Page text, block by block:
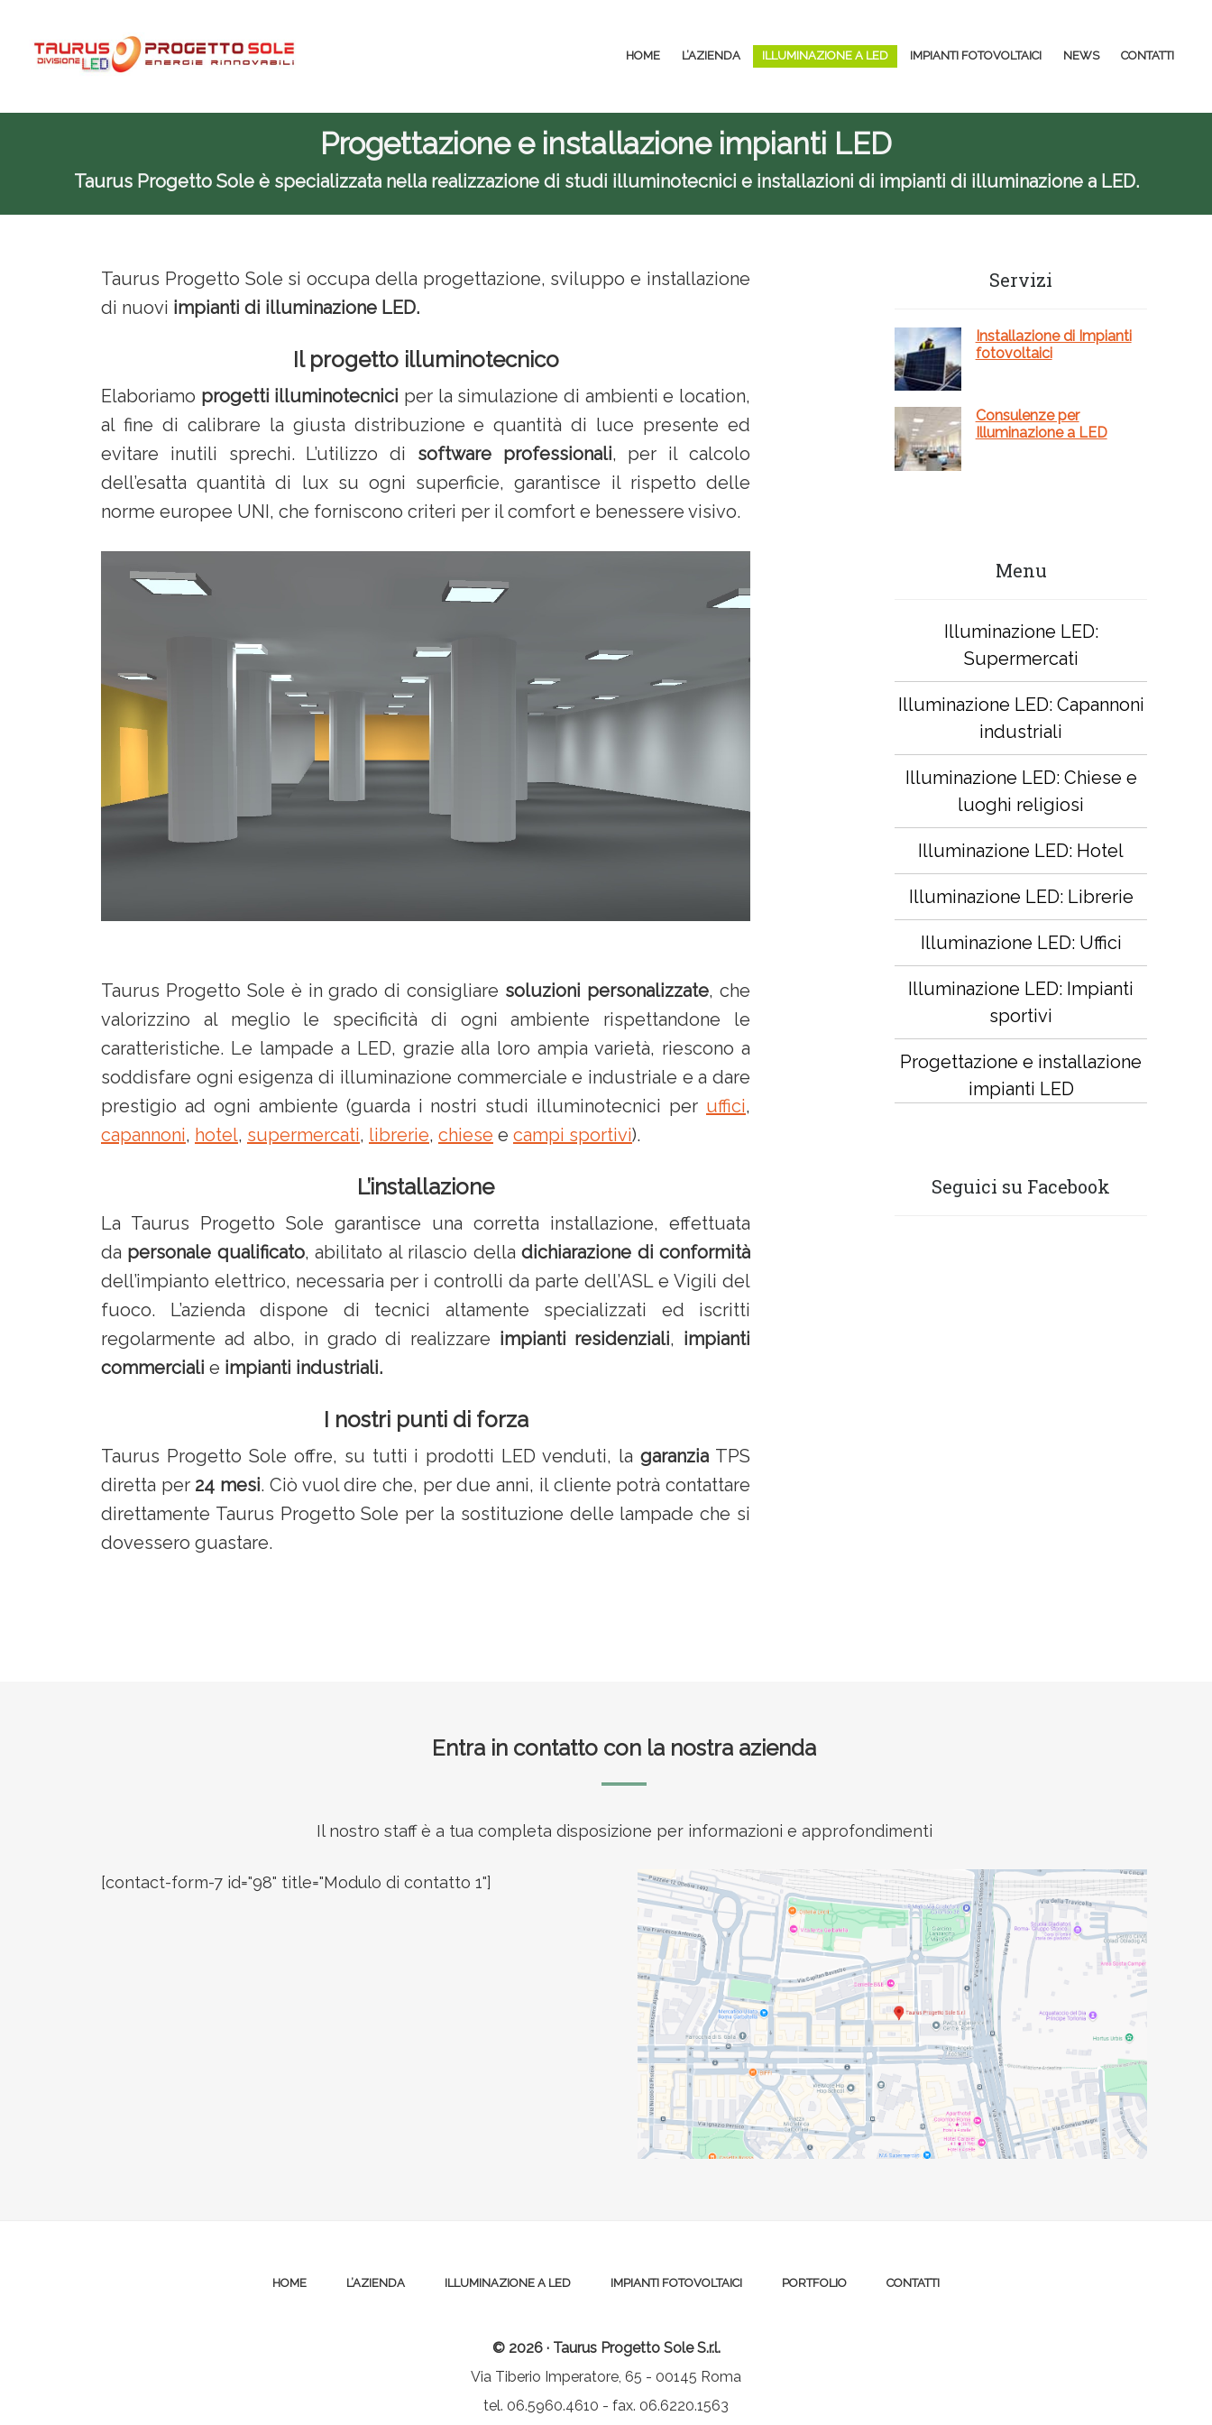
contenuto
HOME L’AZIENDA ILLUMINAZIONE A LED IMPIANTI FOTOVOLTAICI NEWS CONTATTI
Progettazione e installazione impianti LED
Taurus Progetto Sole è specializzata nella realizzazione di studi illuminotecnici e installazioni di impianti di illuminazione a LED.
Taurus Progetto Sole si occupa della progettazione, sviluppo e installazione
di nuovi impianti di illuminazione LED.
Il progetto illuminotecnico
Elaboriamo progetti illuminotecnici per la simulazione di ambienti e location,
al fine di calibrare la giusta distribuzione e quantità di luce presente ed
evitare inutili sprechi. L’utilizzo di software professionali, per il calcolo
dell’esatta quantità di lux su ogni superficie, garantisce il rispetto delle
norme europee UNI, che forniscono criteri per il comfort e benessere visivo.
Taurus Progetto Sole è in grado di consigliare soluzioni personalizzate, che
valorizzino al meglio le specificità di ogni ambiente rispettandone le
caratteristiche. Le lampade a LED, grazie alla loro ampia varietà, riescono a
soddisfare ogni esigenza di illuminazione commerciale e industriale e a dare
prestigio ad ogni ambiente (guarda i nostri studi illuminotecnici per uffici,
capannoni, hotel, supermercati, librerie, chiese e campi sportivi).
L’installazione
La Taurus Progetto Sole garantisce una corretta installazione, effettuata
da personale qualificato, abilitato al rilascio delladichiarazione di conformità
dell’impianto elettrico, necessaria per i controlli da parte dell’ASL e Vigili del
fuoco. L’azienda dispone di tecnici altamente specializzati ed iscritti
regolarmente ad albo, in grado di realizzare impianti residenziali, impianti
commerciali e impianti industriali.
I nostri punti di forza
Taurus Progetto Sole offre, su tutti i prodotti LED venduti, lagaranzia TPS
diretta per 24 mesi. Ciò vuol dire che, per due anni, il cliente potrà contattare
direttamente Taurus Progetto Sole per la sostituzione delle lampade che si
dovessero guastare.
primaria
Servizi
Installazione di Impianti
fotovoltaici
Consulenze per
Illuminazione a LED
Menu
Illuminazione LED:
Supermercati
Illuminazione LED: Capannoni
industriali
Illuminazione LED: Chiese e
luoghi religiosi
Illuminazione LED: Hotel
Illuminazione LED: Librerie
Illuminazione LED: Uffici
Illuminazione LED: Impianti
sportivi
Progettazione e installazione
impianti LED
Seguici su Facebook
Entra in contatto con la nostra azienda
Il nostro staff è a tua completa disposizione per informazioni e approfondimenti
[contact-form-7 id="98" title="Modulo di contatto 1"]
HOME L’AZIENDA ILLUMINAZIONE A LED IMPIANTI FOTOVOLTAICI PORTFOLIO CONTATTI
© 2026 · Taurus Progetto Sole S.r.l.
Via Tiberio Imperatore, 65 - 00145 Roma
tel. 06.5960.4610 - fax. 06.6220.1563